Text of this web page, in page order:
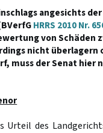
angesichts
HRRS 2010 Nr.
von Schäden
nicht überlagern
muss der Senat hier
Urteil des